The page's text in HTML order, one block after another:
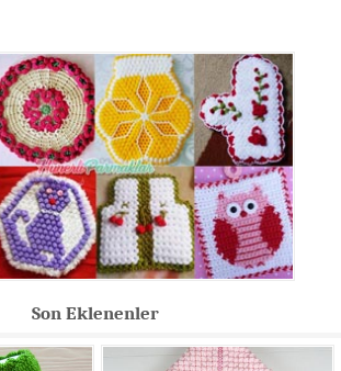
Son Eklenenler